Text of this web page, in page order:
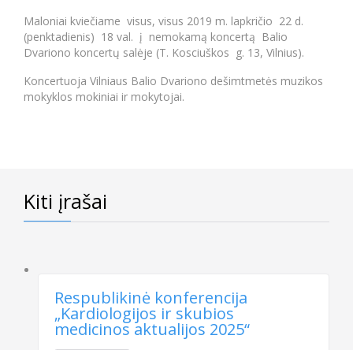
Maloniai kviečiame visus, visus 2019 m. lapkričio 22 d.
(penktadienis) 18 val. į nemokamą koncertą Balio
Dvariono koncertų salėje (T. Kosciuškos g. 13, Vilnius).
Koncertuoja Vilniaus Balio Dvariono dešimtmetės muzikos
mokyklos mokiniai ir mokytojai.
Kiti įrašai
Respublikinė konferencija
„Kardiologijos ir skubios
medicinos aktualijos 2025“